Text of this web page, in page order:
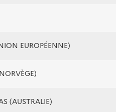
EUROPÉENNE)
(AUSTRALIE)